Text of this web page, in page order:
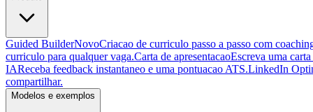
Guided BuilderNovoCriacao de curriculo passo a passo com
curriculo para qualquer vaga.Carta de apresentacaoEscreva uma
IAReceba feedback instantaneo e uma pontuacao ATS.LinkedIn
compartilhar.
Modelos e exemplos